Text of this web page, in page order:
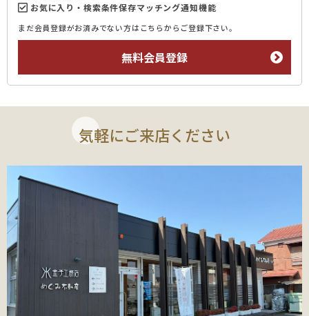
お気に入り・検索条件保存マッチング通知機能
まだ会員登録がお済みでない方はこちらからご登録下さい。
無料会員登録
気軽にご来店ください